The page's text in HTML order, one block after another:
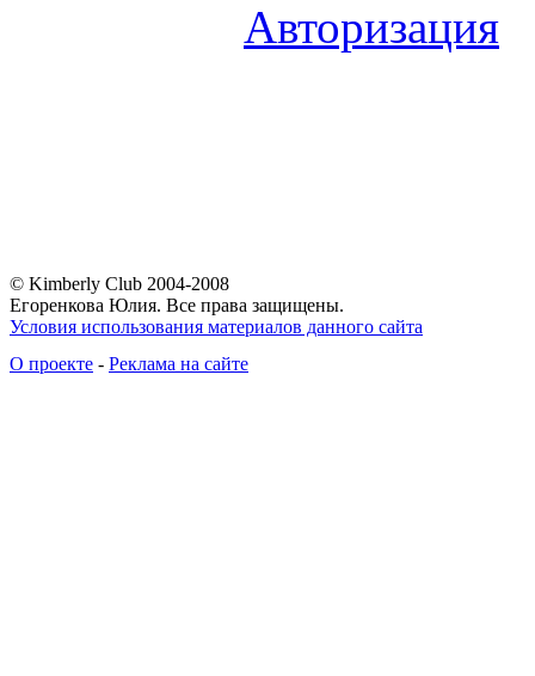
Авторизация
© Kimberly Club 2004-2008
Егоренкова Юлия. Все права защищены.
Условия использования материалов данного сайта
О проекте - Реклама на сайте